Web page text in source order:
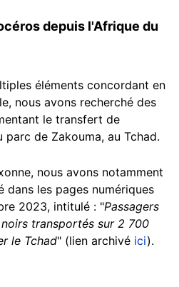
depuis l'Afrique du
éléments concordant en
nous avons recherché des
le transfert de
de Zakouma, au Tchad.
nous avons notamment
dans les pages numériques
2023, intitulé : "Passagers
transportés sur 2 700
le Tchad" (lien archivé ici).